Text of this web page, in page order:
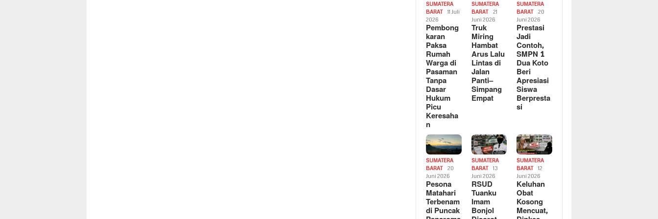
SUMATERA
BARAT
11 Juli
2026
Pembong
karan
Paksa
Rumah
Warga di
Pasaman
Tanpa
Dasar
Hukum
Picu
Keresaha
n
SUMATERA
BARAT
21
Juni 2026
Truk
Miring
Hambat
Arus Lalu
Lintas di
Jalan
Panti–
Simpang
Empat
SUMATERA
BARAT
20
Juni 2026
Prestasi
Jadi
Contoh,
SMPN 1
Dua Koto
Beri
Apresiasi
Siswa
Berpresta
si
SUMATERA
BARAT
20
Juni 2026
Pesona
Matahari
Terbenam
di Puncak
SUMATERA
BARAT
13
Juni 2026
RSUD
Tuanku
Imam
Bonjol
SUMATERA
BARAT
12
Juni 2026
Keluhan
Obat
Kosong
Mencuat,